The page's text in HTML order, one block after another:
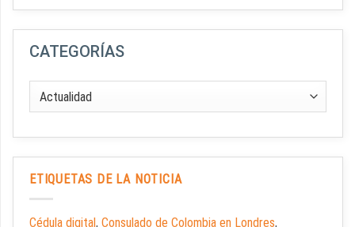
CATEGORÍAS
ETIQUETAS DE LA NOTICIA
Cédula digital, Consulado de Colombia en Londres,